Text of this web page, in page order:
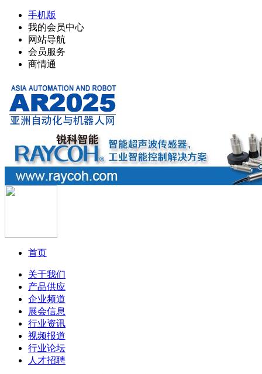
手机版
我的会员中心
网站导航
会员服务
商情通
首页
关于我们
产品供应
企业频道
展会信息
行业资讯
视频报道
行业论坛
人才招聘